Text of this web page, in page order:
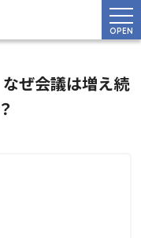
OPEN
ぜ会議は増え続